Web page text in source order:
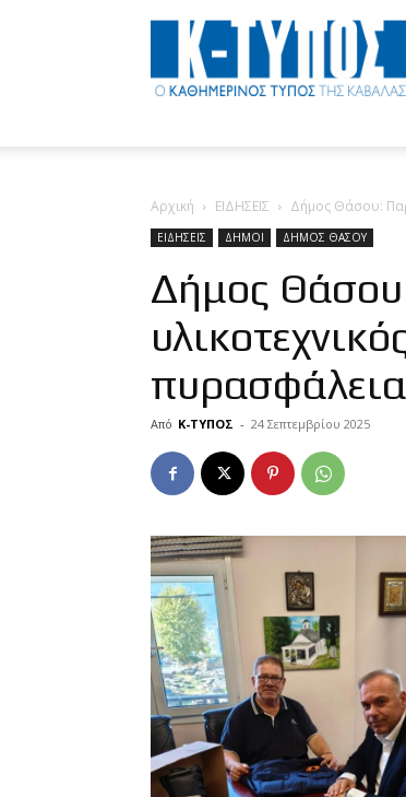
Κ-
ΤΥΠΟΣ
Αρχική ΕΙΔΗΣΕΙΣ Δήμος Θάσου:
ΕΙΔΗΣΕΙΣ ΔΗΜΟΙ ΔΗΜΟΣ ΘΑΣΟΥ
Δήμος
Από Κ-ΤΥΠΟΣ - 24 Σεπτεμβρίου 2025